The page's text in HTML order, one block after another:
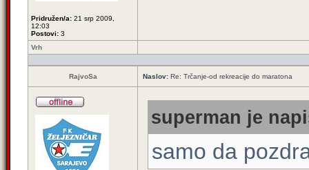
Pridružen/a: 21 srp 2009,
12:03
Postovi: 3
Vrh
RajvoSa Naslov: Re: Trčanje-od rekreacije do maratona
superman je
samo da